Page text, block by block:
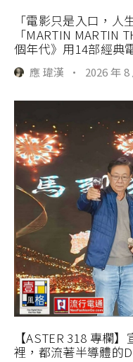
「電影只是入口，
「MARTIN
個年代》用14部經典
應 瑋漢 · 2026 年 8
【ASTER 318 專欄
裡，都流著半導體的